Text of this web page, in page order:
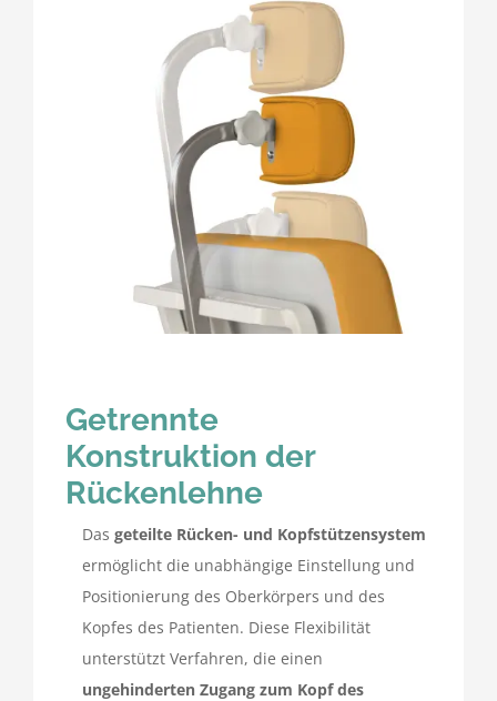
Getrennte
Konstruktion der
Rückenlehne
Das geteilte Rücken- und Kopfstützensystem
ermöglicht die unabhängige Einstellung und
Positionierung des Oberkörpers und des
Kopfes des Patienten. Diese Flexibilität
unterstützt Verfahren, die einen
ungehinderten Zugang zum Kopf des